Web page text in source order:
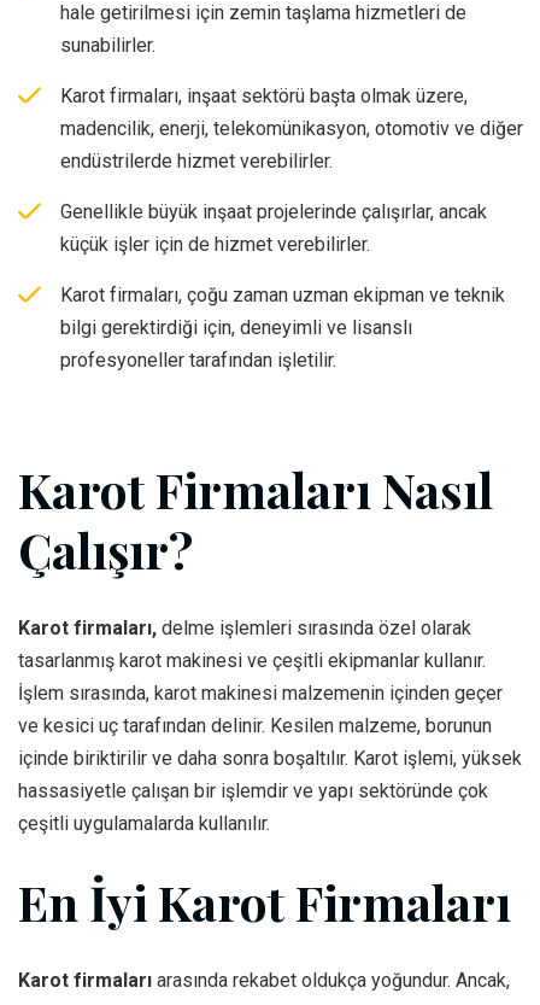
hale getirilmesi için zemin taşlama hizmetleri de
sunabilirler.
Karot firmaları, inşaat sektörü başta olmak üzere,
madencilik, enerji, telekomünikasyon, otomotiv ve diğer
endüstrilerde hizmet verebilirler.
Genellikle büyük inşaat projelerinde çalışırlar, ancak
küçük işler için de hizmet verebilirler.
Karot firmaları, çoğu zaman uzman ekipman ve teknik
bilgi gerektirdiği için, deneyimli ve lisanslı
profesyoneller tarafından işletilir.
Karot Firmaları Nasıl
Çalışır?
Karot firmaları, delme işlemleri sırasında özel olarak
tasarlanmış karot makinesi ve çeşitli ekipmanlar kullanır.
İşlem sırasında, karot makinesi malzemenin içinden geçer
ve kesici uç tarafından delinir. Kesilen malzeme, borunun
içinde biriktirilir ve daha sonra boşaltılır. Karot işlemi, yüksek
hassasiyetle çalışan bir işlemdir ve yapı sektöründe çok
çeşitli uygulamalarda kullanılır.
En İyi Karot Firmaları
Karot firmaları arasında rekabet oldukça yoğundur. Ancak,